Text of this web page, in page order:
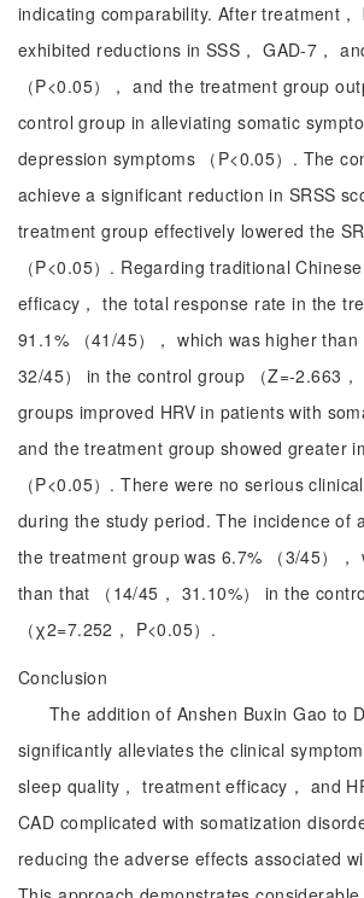
indicating comparability. After treatment，
exhibited reductions in SSS， GAD-7，
（P<0.05）， and the treatment group
control group in alleviating somatic
depression symptoms （P<0.05）. The
achieve a significant reduction in SRSS
treatment group effectively lowered the
（P<0.05）. Regarding traditional
efficacy， the total response rate in the
91.1% （41/45）， which was higher than
32/45） in the control group （Z=-2.663，
groups improved HRV in patients with
and the treatment group showed greater
（P<0.05）. There were no serious
during the study period. The incidence of
the treatment group was 6.7% （3/45），
than that （14/45， 31.10%） in the
（χ2=7.252， P<0.05）.
Conclusion
The addition of Anshen Buxin Gao to
significantly alleviates the clinical
sleep quality， treatment efficacy， and
CAD complicated with somatization
reducing the adverse effects associated